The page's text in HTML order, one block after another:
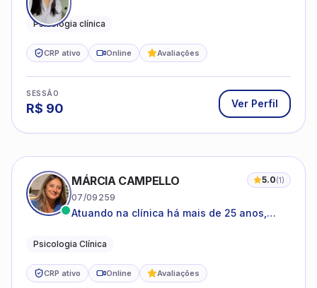
adolescentes e adultos.
Psicologia clínica
CRP ativo Online Avaliações
SESSÃO
R$ 90 Ver Perfil
MÁRCIA CAMPELLO 5.0(1)
07/09259
Atuando na clínica há mais de 25 anos,
estruturas, com experiência em
Psicologia Clínica
CRP ativo Online Avaliações